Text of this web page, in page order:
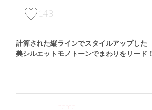
148
計算された縦ラインでスタイルアップした
美シルエットモノトーンでまわりをリード！
Theme